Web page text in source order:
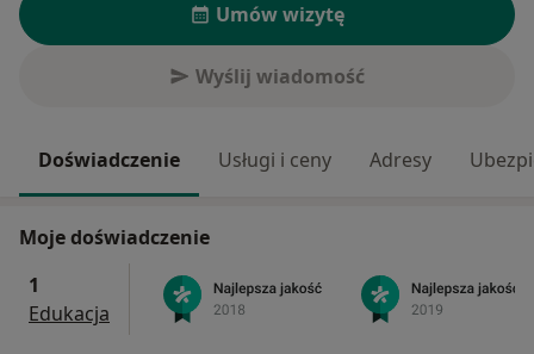
Umów wizytę
Wyślij wiadomość
Doświadczenie Usługi i ceny Adresy
Moje doświadczenie
1
Edukacja